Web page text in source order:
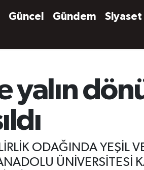
Güncel Gündem Siyaset
yalın
ODAĞINDA YEŞİL
ÜNİVERSİTESİ